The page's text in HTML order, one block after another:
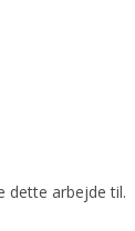
dette arbejde til.